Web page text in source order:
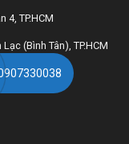
4, TP.HCM
(Bình Tân), TP.HCM